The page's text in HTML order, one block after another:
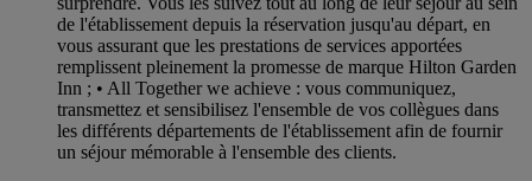
de l'établissement depuis la réservation jusqu'au départ, en
vous assurant que les prestations de services apportées
remplissent pleinement la promesse de marque Hilton Garden
Inn ; • All Together we achieve : vous communiquez,
transmettez et sensibilisez l'ensemble de vos collègues dans
les différents départements de l'établissement afin de fournir
un séjour mémorable à l'ensemble des clients.